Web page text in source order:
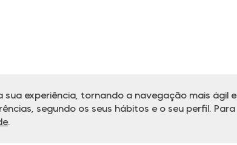
experiência, tornando a navegação mais ágil e
segundo os seus hábitos e o seu perfil. Para
.